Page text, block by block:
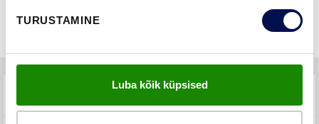
TURUSTAMINE
Luba kõik küpsised
TEHNILINE KIRJELDUS